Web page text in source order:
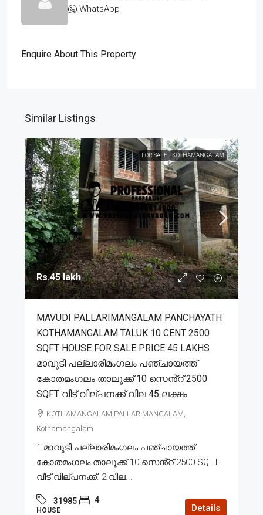
WhatsApp
Enquire About This Property
Similar Listings
FOR SALE KOTHAMANGALAM
Rs.45 lakh
MAVUDI PALLARIMANGALAM PANCHAYATH
KOTHAMANGALAM TALUK 10 CENT 2500
SQFT HOUSE FOR SALE PRICE 45 LAKHS
മാവുടി പല്ലാരിമംഗലം പഞ്ചായത്ത്
കോതമംഗലം താലൂക്ക് 10 സെൻ്റ് 2500
SQFT വീട് വില്പനക്ക് വില 45 ലക്ഷം
KOTHAMANGALAM,PALLARIMANGALAM,
Kothamangalam
1.മാവുടി പല്ലാരിമംഗലം പഞ്ചായത്ത്
കോതമംഗലം താലൂക്ക് 10 സെൻ്റ് 2500 SQFT
വീട് വില്പനക്ക്. 2.വില...
31985 4
HOUSE Details